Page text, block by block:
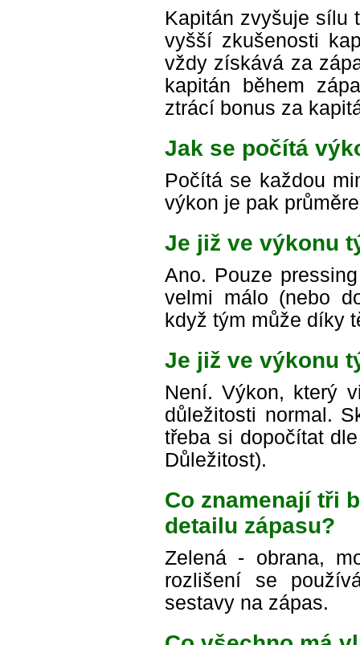
Kapitán zvyšuje sílu
vyšší zkušenosti
vždy získává za
kapitán během
ztrácí bonus za
Jak se počítá
Počítá se každou
výkon je pak
Je již ve výkonu
Ano. Pouze
velmi málo (nebo
když tým může díky
Je již ve výkonu
Není. Výkon, který
důležitosti normal.
třeba si dopočítat
Důležitost).
Co znamenají tři
detailu zápasu?
Zelená - obrana,
rozlišení se
sestavy na zápas.